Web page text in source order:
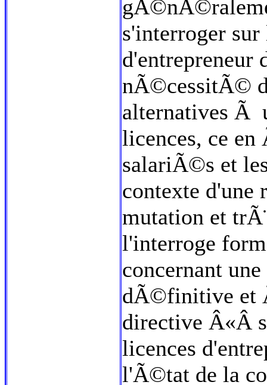
s'interroger
d'entrepreneur
nÃ©cessitÃ©
alternatives Ã
licences, ce
salariÃ©s et
contexte
mutation et
l'interroge
concernant
dÃ©finitive et
directive Â«Â
licences
l'Ã©tat de la